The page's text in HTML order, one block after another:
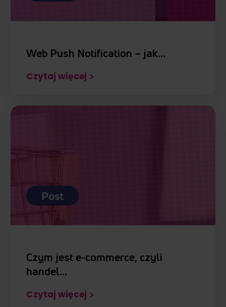
Web Push Notification – jak…
Czytaj więcej
Post
Czym jest e-commerce, czyli
handel…
Czytaj więcej